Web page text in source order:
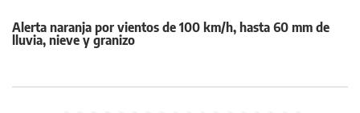
Alerta naranja por vientos de 100 km/h, hasta 60 mm de
lluvia, nieve y granizo